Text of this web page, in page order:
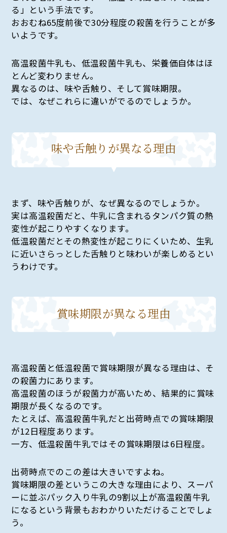
る」という手法です。
おおむね65度前後で30分程度の殺菌を行うことが多
いようです。
高温殺菌牛乳も、低温殺菌牛乳も、栄養価自体はほ
とんど変わりません。
異なるのは、味や舌触り、そして賞味期限。
では、なぜこれらに違いがでるのでしょうか。
味や舌触りが異なる理由
まず、味や舌触りが、なぜ異なるのでしょうか。
実は高温殺菌だと、牛乳に含まれるタンパク質の熱
変性が起こりやすくなります。
低温殺菌だとその熱変性が起こりにくいため、生乳
に近いさらっとした舌触りと味わいが楽しめるとい
うわけです。
賞味期限が異なる理由
高温殺菌と低温殺菌で賞味期限が異なる理由は、そ
の殺菌力にあります。
高温殺菌のほうが殺菌力が高いため、結果的に賞味
期限が長くなるのです。
たとえば、高温殺菌牛乳だと出荷時点での賞味期限
が12日程度あります。
一方、低温殺菌牛乳ではその賞味期限は6日程度。
出荷時点でのこの差は大きいですよね。
賞味期限の差というこの大きな理由により、スーパ
ーに並ぶパック入り牛乳の9割以上が高温殺菌牛乳
になるという背景もおわかりいただけることでしょ
う。